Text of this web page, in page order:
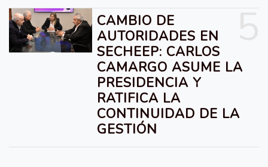
CAMBIO DE
AUTORIDADES EN
SECHEEP: CARLOS
CAMARGO ASUME LA
PRESIDENCIA Y
RATIFICA LA
CONTINUIDAD DE LA
GESTIÓN